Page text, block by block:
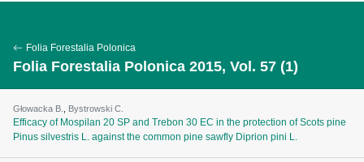
Folia Forestalia Polonica
Folia Forestalia Polonica 2015, Vol. 57 (1)
Głowacka B. Bystrowski C.
Efficacy of Mospilan 20 SP and Trebon 30 EC in the protection of Scots pine
Pinus silvestris L. against the common pine sawfly Diprion pini L.